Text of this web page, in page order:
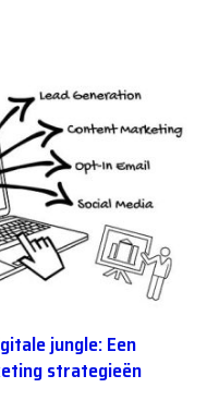
jungle: Een
strategieën